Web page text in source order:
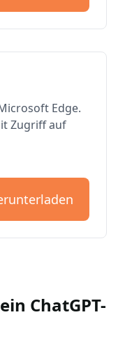
Edge.
Zugriff auf
ChatGPT-